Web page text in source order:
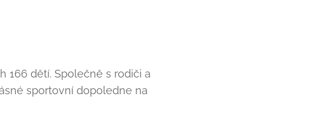
166 dětí. Společně s rodiči a
sportovní dopoledne na